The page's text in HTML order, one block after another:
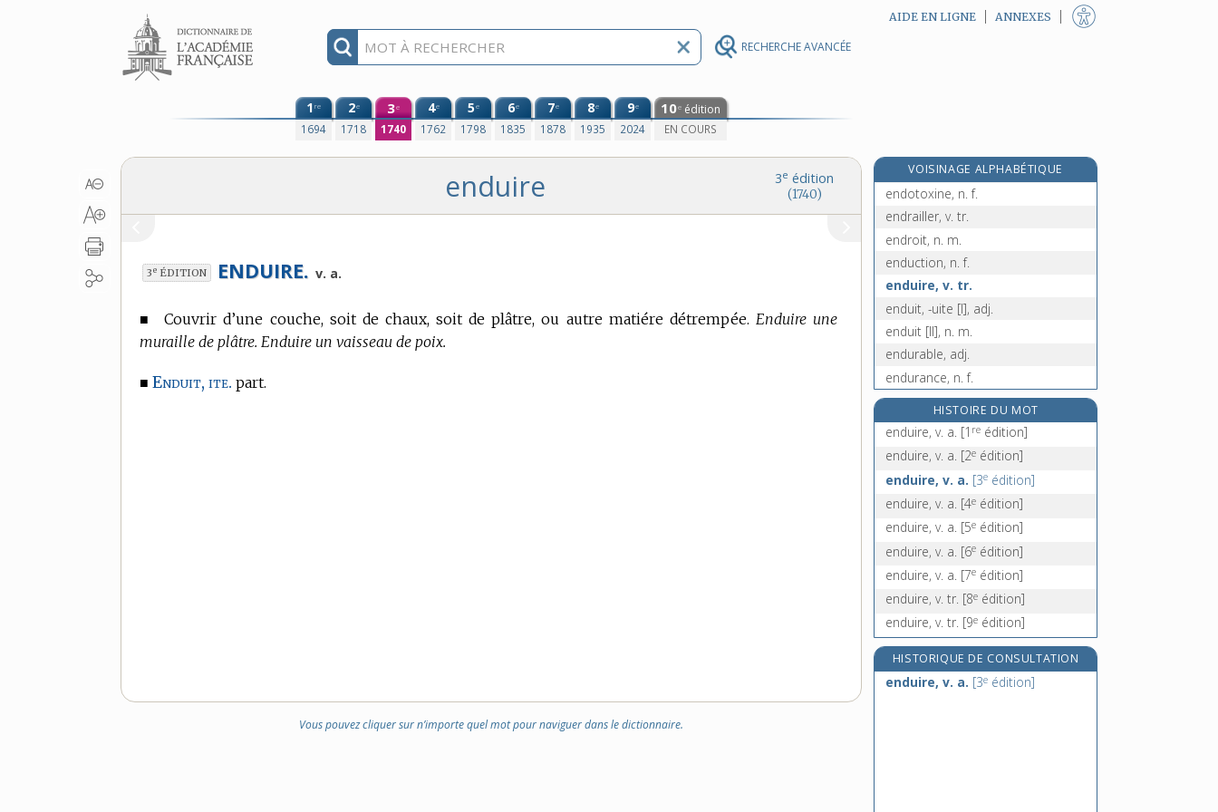
RECHERCHE AVANCÉE
Aller au contenu AIDE EN LIGNE ANNEXES
1re
1694
2e
1718
3e
1740
4e
1762
5e
1798
6e
1835
7e
1878
8e
1935
9e
2024
10e édition
EN COURS
3e édition
(1740)
enduire
3e ÉDITION ENDUIRE. v. a.
■Couvrir d’une couche, soit de chaux, soit de plâtre, ou autre matiére détrempée. Enduire une
muraille de plâtre. Enduire un vaisseau de poix.
■ Enduit, ite. part.
Vous pouvez cliquer sur n’importe quel mot pour naviguer dans le dictionnaire.
VOISINAGE ALPHABÉTIQUE
endothermique, adj.
endotoxine, n. f.
endrailler, v. tr.
endroit, n. m.
enduction, n. f.
enduire, v. tr.
enduit, -uite [I], adj.
enduit [II], n. m.
endurable, adj.
endurance, n. f.
endurant, -ante, adj.
endurci, -ie, adj.
endurer, v. tr. et intr.
HISTOIRE DU MOT
enduire, v. a. [1 re édition]
enduire, v. a. [2e édition]
enduire, v. a. [3e édition]
enduire, v. a. [4e édition]
enduire, v. a. [5e édition]
enduire, v. a. [6e édition]
enduire, v. a. [7e édition]
enduire, v. tr. [8e édition]
enduire, v. tr. [9e édition]
HISTORIQUE DE CONSULTATION
enduire, v. a. [3e édition]